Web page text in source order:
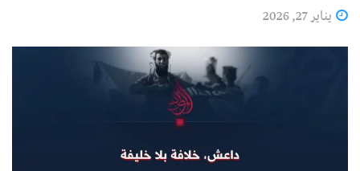
يناير 27, 2026